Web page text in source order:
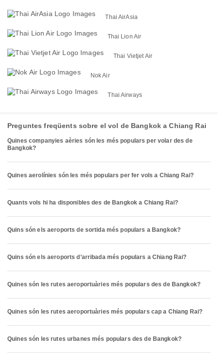
Thai AirAsia
Thai Lion Air
Thai Vietjet Air
Nok Air
Thai Airways
Preguntes freqüents sobre el vol de Bangkok a Chiang Rai
Quines companyies aèries són les més populars per volar des de
Bangkok?
Quines aerolínies són les més populars per fer vols a Chiang Rai?
Quants vols hi ha disponibles des de Bangkok a Chiang Rai?
Quins són els aeroports de sortida més populars a Bangkok?
Quins són els aeroports d’arribada més populars a Chiang Rai?
Quines són les rutes aeroportuàries més populars des de Bangkok?
Quines són les rutes aeroportuàries més populars cap a Chiang Rai?
Quines són les rutes urbanes més populars des de Bangkok?